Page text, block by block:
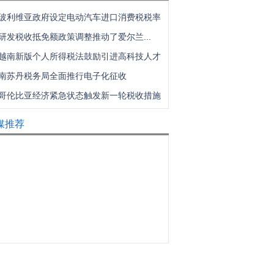
利维亚政府设定电动汽车进口消费税税率
发税收抵免额政策调整推动了爱尔兰...
南新版个人所得税法鼓励引进高科技人才
苏丹税务局全面推行电子化征收
伦比亚经济紧急状态触发新一轮税收措施
推荐